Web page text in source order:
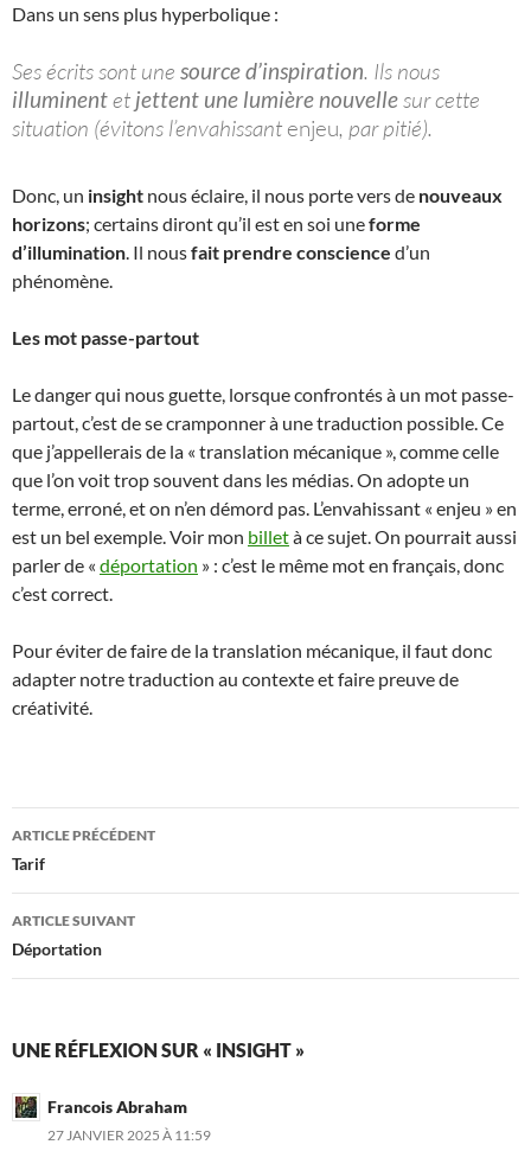
Dans un sens plus hyperbolique :
Ses écrits sont une source d’inspiration. Ils nous
illuminentet jettent une lumière nouvellesur cette
situation (évitons l’envahissant enjeu, par pitié).
Donc, un insight nous éclaire, il nous porte vers de nouveaux
horizons; certains diront qu’il est en soi uneforme
d’illumination. Il nousfait prendre conscience d’un
phénomène.
Les mot passe-partout
Le danger qui nous guette, lorsque confrontés à un mot passe-
partout, c’est de se cramponner à une traduction possible. Ce
que j’appellerais de la « translation mécanique », comme celle
que l’on voit trop souvent dans les médias. On adopte un
terme, erroné, et on n’en démord pas. L’envahissant « enjeu » en
est un bel exemple. Voir mon billetà ce sujet. On pourrait aussi
parler de « déportation » : c’est le même mot en français, donc
c’est correct.
Pour éviter de faire de la translation mécanique, il faut donc
adapter notre traduction au contexte et faire preuve de
créativité.
Navigation
des
articles
ARTICLE PRÉCÉDENT
Tarif
ARTICLE SUIVANT
Déportation
UNE RÉFLEXION SUR « INSIGHT »
Francois Abraham
27 JANVIER 2025 À 11:59